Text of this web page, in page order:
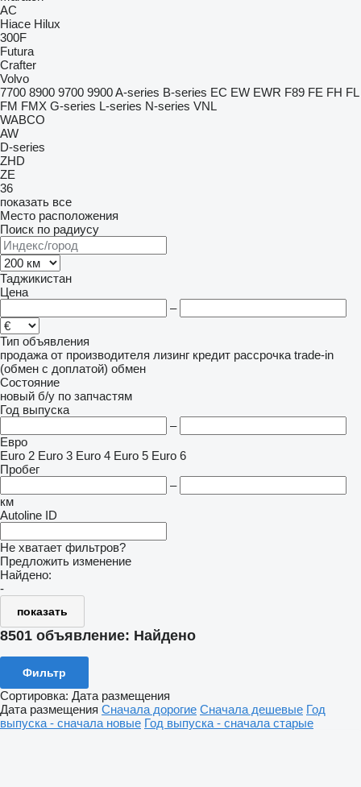
AC
Hiace Hilux
300F
Futura
Crafter
Volvo
7700 8900 9700 9900A-series B-series EC EW EWR F89 FE FH FL
FM FMX G-series L-series N-series VNL
WABCO
AW
D-series
ZHD
ZE
36
показать все
Место расположения
Поиск по радиусу
Таджикистан
Цена
–
Тип объявления
продажа от производителя лизинг кредит рассрочка trade-in
(обмен с доплатой) обмен
Состояние
новый б/у по запчастям
Год выпуска
–
Евро
Euro 2 Euro 3 Euro 4 Euro 5 Euro 6
Пробег
–
км
Autoline ID
Не хватает фильтров?
Предложить изменение
Найдено:
-
показать
8501 объявление: Найдено
Фильтр
Сортировка: Дата размещения
Дата размещения Сначала дорогие Сначала дешевые Год
выпуска - сначала новые Год выпуска - сначала старые